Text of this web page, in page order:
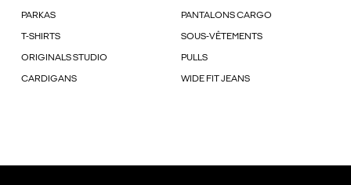
PARKAS PANTALONS CARGO
T-SHIRTS SOUS-VÊTEMENTS
ORIGINALS STUDIO PULLS
CARDIGANS WIDE FIT JEANS